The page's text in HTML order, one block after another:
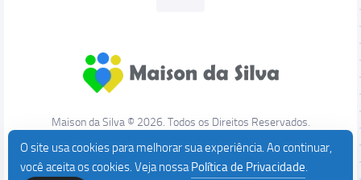
Maison da Silva © 2026. Todos os Direitos Reservados.
O site usa cookies para melhorar sua experiência. Ao continuar,
você aceita os cookies. Veja nossaPolítica de Privacidade.